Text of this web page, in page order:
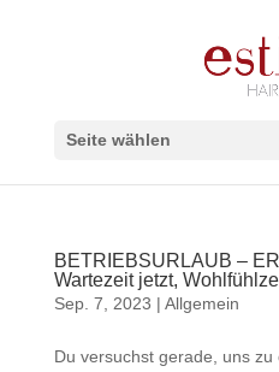
Seite wählen
BETRIEBSURLAUB –
Wartezeit jetzt,
Sep. 7, 2023 | Allgemein
Du versuchst gerade, uns